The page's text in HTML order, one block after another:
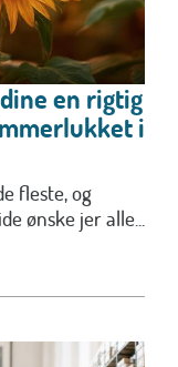
en rigtig
i
fleste, og
ønske jer alle...